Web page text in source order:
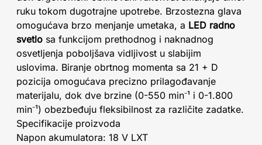
ruku tokom dugotrajne upotrebe. Brzostezna glava
omogućava brzo menjanje umetaka, a LED radno
svetlo sa funkcijom prethodnog i naknadnog
osvetljenja poboljšava vidljivost u slabijim
uslovima. Biranje obrtnog momenta sa 21 + D
pozicija omogućava precizno prilagođavanje
materijalu, dok dve brzine (0-550 min⁻¹ i 0-1.800
min⁻¹) obezbeđuju fleksibilnost za različite zadatke.
Specifikacije proizvoda
Napon akumulatora: 18 V LXT